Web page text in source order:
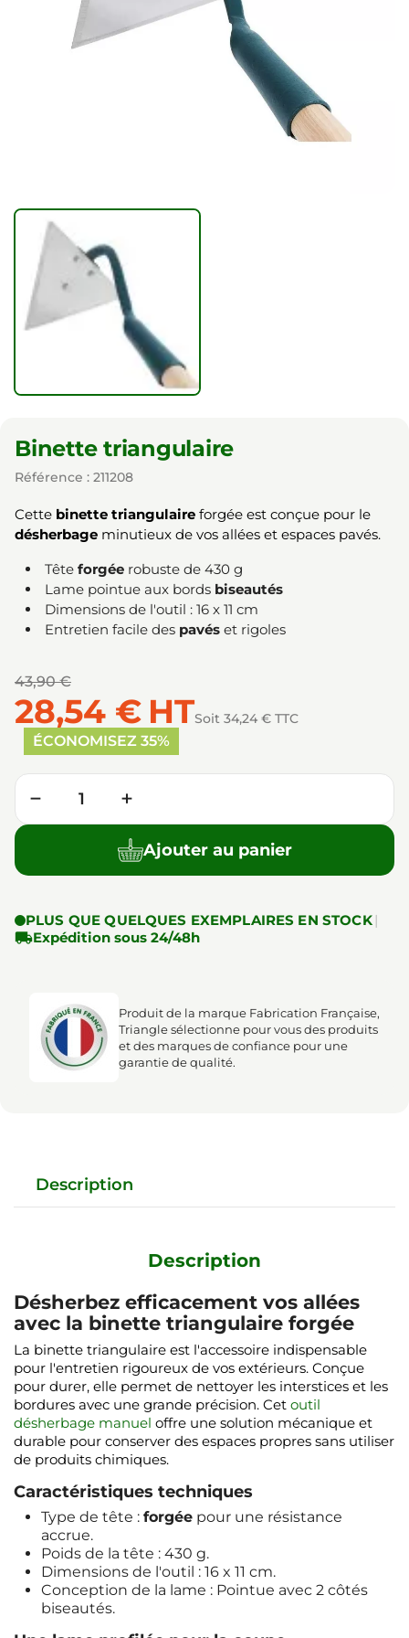
Binette triangulaire
Référence : 211208
Cette binette triangulaire forgée est conçue pour le
désherbage minutieux de vos allées et espaces pavés.
Tête forgée robuste de 430 g
Lame pointue aux bords biseautés
Dimensions de l'outil : 16 x 11 cm
Entretien facile des pavés et rigoles
43,90 €
28,54 € HTSoit 34,24 € TTC
ÉCONOMISEZ 35%
Quantité
− +
Ajouter au panier
PLUS QUE QUELQUES EXEMPLAIRES EN STOCK |
Expédition sous 24/48h
Produit de la marque Fabrication Française,
Triangle sélectionne pour vous des produits
et des marques de confiance pour une
garantie de qualité.
Description
Description
Désherbez efficacement vos allées
avec la binette triangulaire forgée
La binette triangulaire est l'accessoire indispensable
pour l'entretien rigoureux de vos extérieurs. Conçue
pour durer, elle permet de nettoyer les interstices et les
bordures avec une grande précision. Cet outil
désherbage manuel offre une solution mécanique et
durable pour conserver des espaces propres sans utiliser
de produits chimiques.
Caractéristiques techniques
Type de tête : forgée pour une résistance
accrue.
Poids de la tête : 430 g.
Dimensions de l'outil : 16 x 11 cm.
Conception de la lame : Pointue avec 2 côtés
biseautés.